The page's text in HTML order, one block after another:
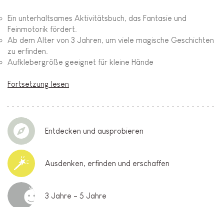
Ein unterhaltsames Aktivitätsbuch, das Fantasie und
Feinmotorik fördert.
Ab dem Alter von 3 Jahren, um viele magische Geschichten
zu erfinden.
Aufklebergröße geeignet für kleine Hände
Fortsetzung lesen
Entdecken und ausprobieren
Ausdenken, erfinden und erschaffen
3 Jahre - 5 Jahre